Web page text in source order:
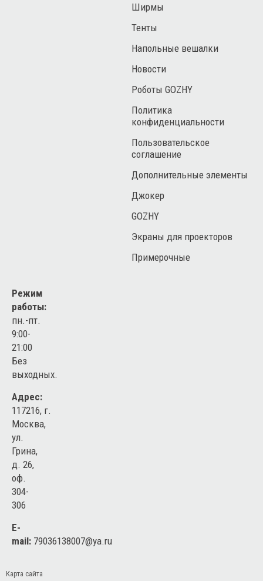
Ширмы
Тенты
Напольные вешалки
Новости
Роботы GOZHY
Политика
конфиденциальности
Пользовательское
соглашение
Дополнительные элементы
Джокер
GOZHY
Экраны для проекторов
Примерочные
Режим
работы:
пн.-пт.
9:00-
21:00
Без
выходных.
Адрес:
117216, г.
Москва,
ул.
Грина,
д. 26,
оф.
304-
306
E-
mail: 79036138007@ya.ru
Карта сайта